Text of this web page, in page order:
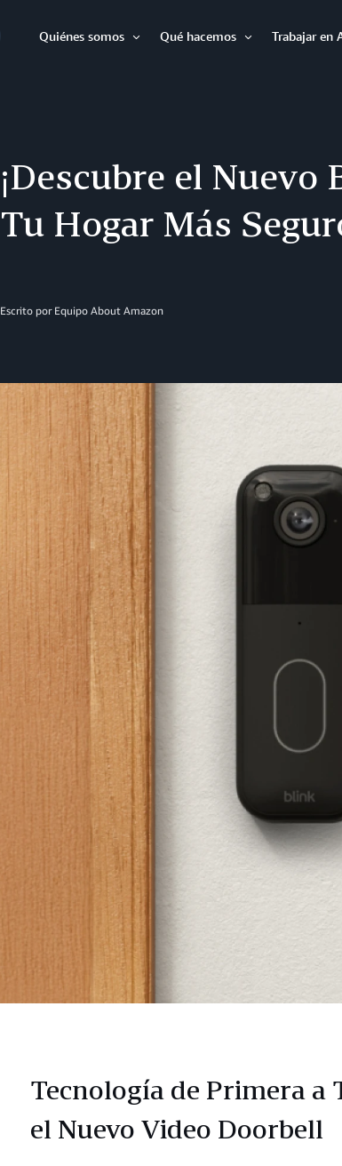
Quiénes somos
Qué hacemos
Trabajar en
¡Descubre el
Tu Hogar Más
Escrito por Equipo About Amazon
Tecnología de Primera a
el Nuevo Video Doorbell